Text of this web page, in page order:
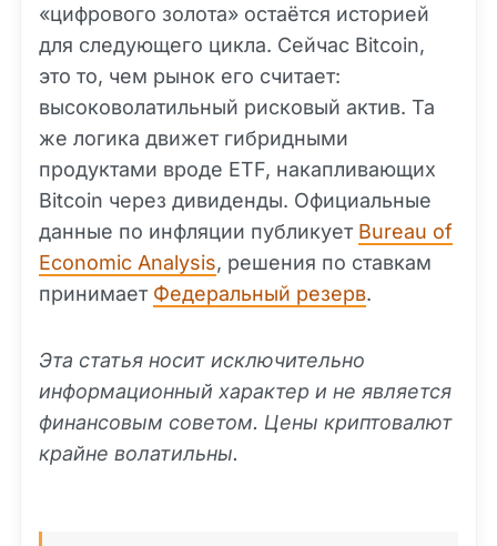
«цифрового золота» остаётся историей
для следующего цикла. Сейчас Bitcoin,
это то, чем рынок его считает:
высоковолатильный рисковый актив. Та
же логика движет гибридными
продуктами вроде ETF, накапливающих
Bitcoin через дивиденды. Официальные
данные по инфляции публикует Bureau of
Economic Analysis, решения по ставкам
принимает Федеральный резерв.
Эта статья носит исключительно
информационный характер и не является
финансовым советом. Цены криптовалют
крайне волатильны.